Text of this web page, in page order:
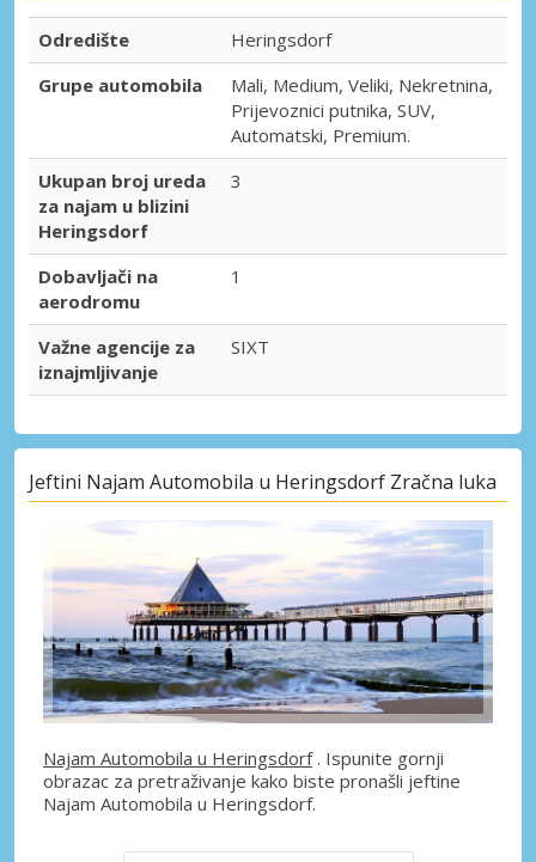
Odredište
Heringsdorf
Grupe automobila
Mali, Medium, Veliki, Nekretnina,
Prijevoznici putnika, SUV,
Automatski, Premium.
Ukupan broj ureda
za najam u blizini
Heringsdorf
3
Dobavljači na
aerodromu
1
Važne agencije za
iznajmljivanje
SIXT
Jeftini Najam Automobila u Heringsdorf Zračna luka
Najam Automobila u Heringsdorf. Ispunite gornji
obrazac za pretraživanje kako biste pronašli jeftine
Najam Automobila u Heringsdorf.